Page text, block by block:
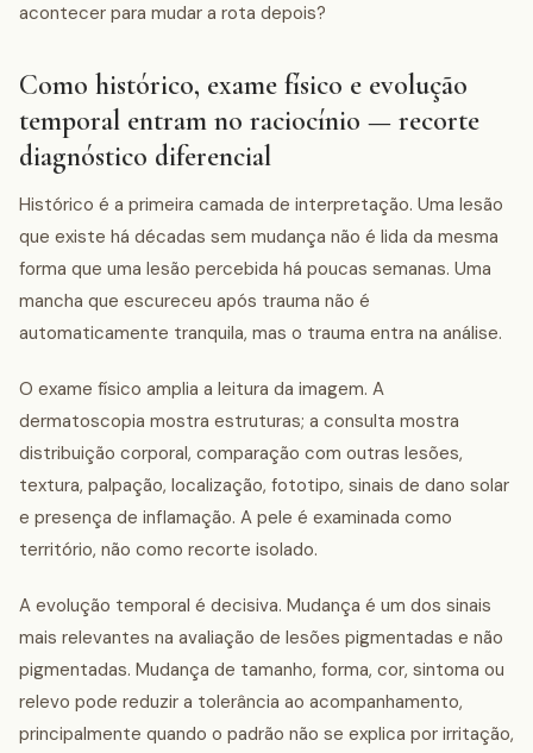
acontecer para mudar a rota depois?
Como histórico, exame físico e evolução
temporal entram no raciocínio — recorte
diagnóstico diferencial
Histórico é a primeira camada de interpretação. Uma lesão
que existe há décadas sem mudança não é lida da mesma
forma que uma lesão percebida há poucas semanas. Uma
mancha que escureceu após trauma não é
automaticamente tranquila, mas o trauma entra na análise.
O exame físico amplia a leitura da imagem. A
dermatoscopia mostra estruturas; a consulta mostra
distribuição corporal, comparação com outras lesões,
textura, palpação, localização, fototipo, sinais de dano solar
e presença de inflamação. A pele é examinada como
território, não como recorte isolado.
A evolução temporal é decisiva. Mudança é um dos sinais
mais relevantes na avaliação de lesões pigmentadas e não
pigmentadas. Mudança de tamanho, forma, cor, sintoma ou
relevo pode reduzir a tolerância ao acompanhamento,
principalmente quando o padrão não se explica por irritação,